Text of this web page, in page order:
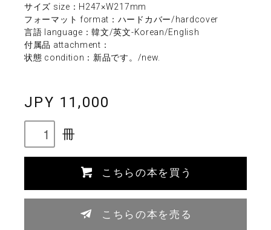
サイズ size：H247×W217mm
フォーマット format：ハードカバー/hardcover
言語 language：韓文/英文-Korean/English
付属品 attachment：
状態 condition：新品です。/new.
JPY 11,000
冊
こちらの本を買う
こちらの本を売る